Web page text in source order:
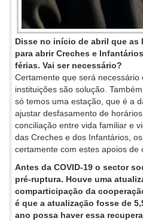
Disse no início de abril que as
para abrir Creches e
férias. Vai ser necessário?
Certamente que será
instituições são solução.
só temos uma estação, que é a
ajustar desfasamento de
conciliação entre vida familiar e
das Creches e dos Infantários,
certamente com estes apoios de
Antes da COVID-19 o sector
pré-ruptura. Houve uma
comparticipação da
é que a atualização fosse de
ano possa haver essa